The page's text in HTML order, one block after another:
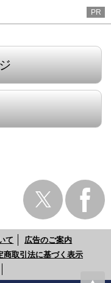
PR
て
広告のご案内
商取引法に基づく表示